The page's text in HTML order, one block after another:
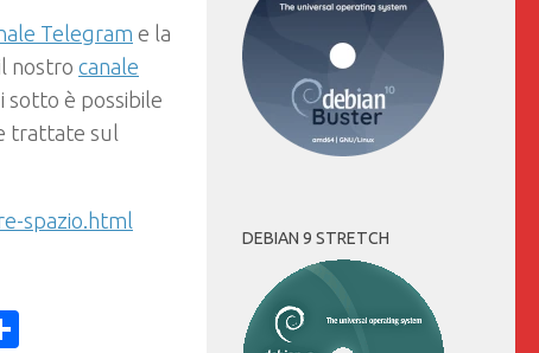
Telegram e la
nostro canale
sotto è possibile
trattate sul
spazio.html
DEBIAN 9 STRETCH